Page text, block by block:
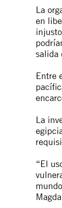
La
en
salida
Entre
La
“El